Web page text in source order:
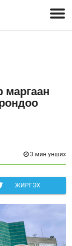
маргаан
3 мин унших
ЖИРГЭХ